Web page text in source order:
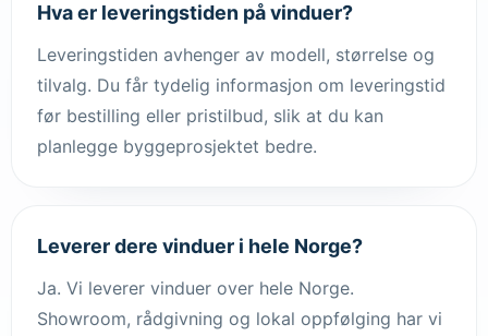
Hva er leveringstiden på vinduer?
Leveringstiden avhenger av modell, størrelse og
tilvalg. Du får tydelig informasjon om leveringstid
før bestilling eller pristilbud, slik at du kan
planlegge byggeprosjektet bedre.
Leverer dere vinduer i hele Norge?
Ja. Vi leverer vinduer over hele Norge.
Showroom, rådgivning og lokal oppfølging har vi